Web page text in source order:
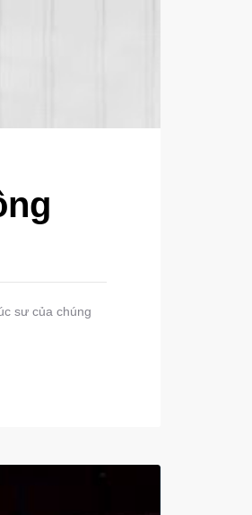
sư của chúng